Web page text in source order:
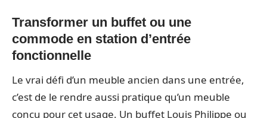
Transformer un buffet ou une
commode en station d’entrée
fonctionnelle
Le vrai défi d’un meuble ancien dans une entrée,
c’est de le rendre aussi pratique qu’un meuble
conçu pour cet usage. Un buffet Louis Philippe ou